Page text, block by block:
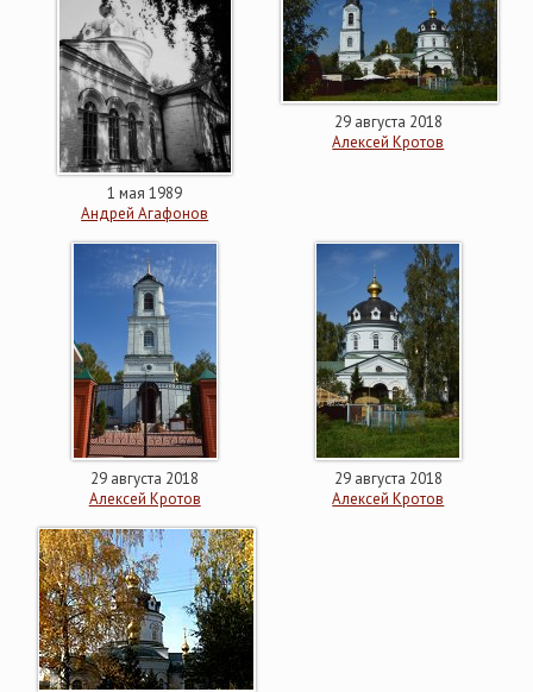
1 мая 1989
Андрей Агафонов
29 августа 2018
Алексей Кротов
29 августа 2018
Алексей Кротов
29 августа 2018
Алексей Кротов